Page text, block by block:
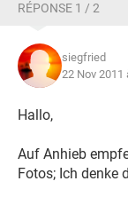
RÉPONSE 1 / 2
siegfried
22 Nov 2011
Hallo,
Auf Anhieb
Fotos; Ich denke